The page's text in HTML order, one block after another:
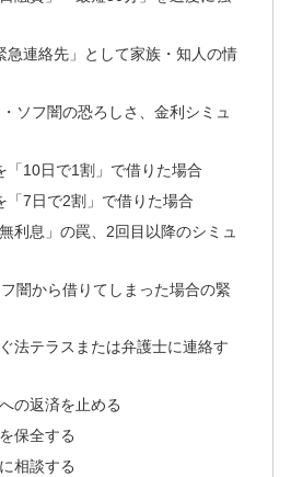
急連絡先」として家族・知人の情
ソフ闇の恐ろしさ、金利シミュ
「10日で1割」で借りた場合
「7日で2割」で借りた場合
利息」の罠、2回目以降のシミュ
闇から借りてしまった場合の緊
法テラスまたは弁護士に連絡す
の返済を止める
保全する
相談する